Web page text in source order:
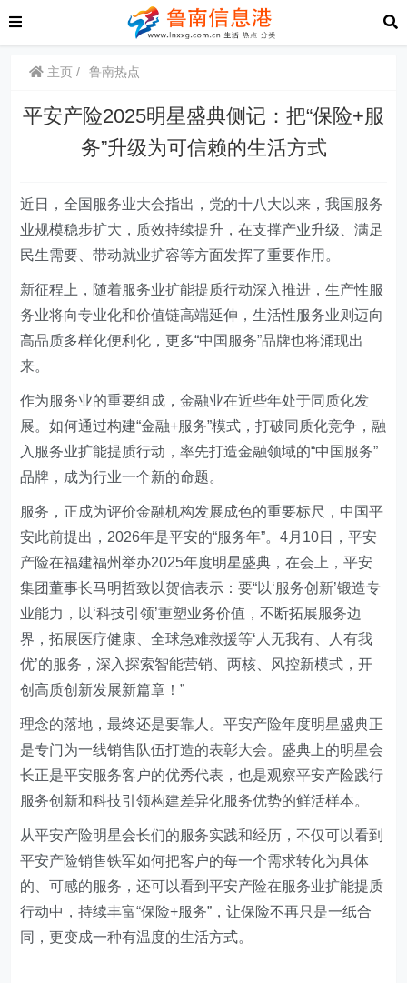
主页 鲁南热点
平安产险2025明星盛典侧记：把“保险+服
务”升级为可信赖的生活方式
近日，全国服务业大会指出，党的十八大以来，我国服务
业规模稳步扩大，质效持续提升，在支撑产业升级、满足
民生需要、带动就业扩容等方面发挥了重要作用。
新征程上，随着服务业扩能提质行动深入推进，生产性服
务业将向专业化和价值链高端延伸，生活性服务业则迈向
高品质多样化便利化，更多“中国服务”品牌也将涌现出
来。
作为服务业的重要组成，金融业在近些年处于同质化发
展。如何通过构建“金融+服务”模式，打破同质化竞争，融
入服务业扩能提质行动，率先打造金融领域的“中国服务”
品牌，成为行业一个新的命题。
服务，正成为评价金融机构发展成色的重要标尺，中国平
安此前提出，2026年是平安的“服务年”。4月10日，平安
产险在福建福州举办2025年度明星盛典，在会上，平安
集团董事长马明哲致以贺信表示：要“以‘服务创新’锻造专
业能力，以‘科技引领’重塑业务价值，不断拓展服务边
界，拓展医疗健康、全球急难救援等‘人无我有、人有我
优’的服务，深入探索智能营销、两核、风控新模式，开
创高质创新发展新篇章！”
理念的落地，最终还是要靠人。平安产险年度明星盛典正
是专门为一线销售队伍打造的表彰大会。盛典上的明星会
长正是平安服务客户的优秀代表，也是观察平安产险践行
服务创新和科技引领构建差异化服务优势的鲜活样本。
从平安产险明星会长们的服务实践和经历，不仅可以看到
平安产险销售铁军如何把客户的每一个需求转化为具体
的、可感的服务，还可以看到平安产险在服务业扩能提质
行动中，持续丰富“保险+服务”，让保险不再只是一纸合
同，更变成一种有温度的生活方式。